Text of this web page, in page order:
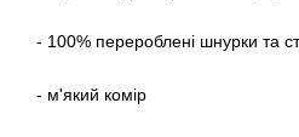
- 100% перероблені шнурки та
- м'який комір